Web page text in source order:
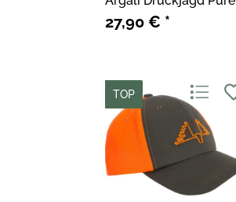
Blaze Orange
27,90 € *
TOP